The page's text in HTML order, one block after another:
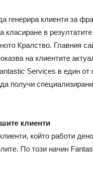
генерира клиенти за
в
Кралство. Главния
на клиентите
Services в един от
получи
клиенти
който работи
По този начин